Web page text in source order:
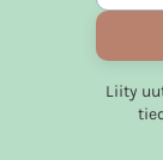
Liity